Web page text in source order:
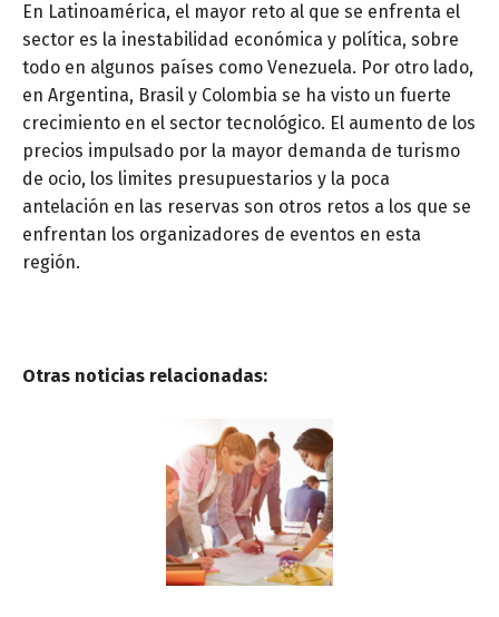
En Latinoamérica, el mayor reto al que se enfrenta el
sector es la inestabilidad económica y política, sobre
todo en algunos países como Venezuela. Por otro lado,
en Argentina, Brasil y Colombia se ha visto un fuerte
crecimiento en el sector tecnológico. El aumento de los
precios impulsado por la mayor demanda de turismo
de ocio, los limites presupuestarios y la poca
antelación en las reservas son otros retos a los que se
enfrentan los organizadores de eventos en esta
región.
Otras noticias relacionadas: